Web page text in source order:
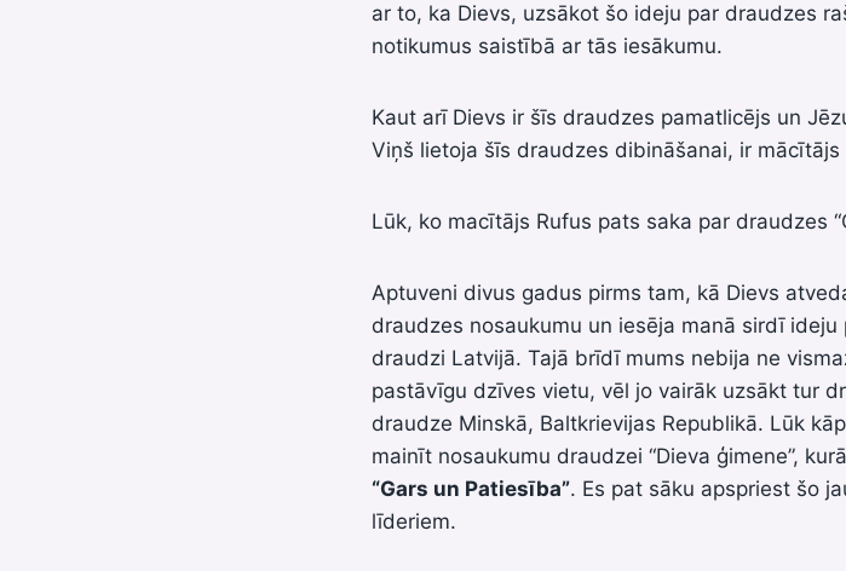
ar to, ka Dievs, uzsākot šo ideju par draudzes
notikumus saistībā ar tās iesākumu.
Kaut arī Dievs ir šīs draudzes pamatlicējs un
Viņš lietoja šīs draudzes dibināšanai, ir
Lūk, ko macītājs Rufus pats saka par draudzes
Aptuveni divus gadus pirms tam, kā Dievs
draudzes nosaukumu un iesēja manā sirdī
draudzi Latvijā. Tajā brīdī mums nebija ne
pastāvīgu dzīves vietu, vēl jo vairāk uzsākt tur
draudze Minskā, Baltkrievijas Republikā. Lūk
mainīt nosaukumu draudzei “Dieva ģimene”,
“Gars un Patiesība”. Es pat sāku apspriest šo
līderiem.